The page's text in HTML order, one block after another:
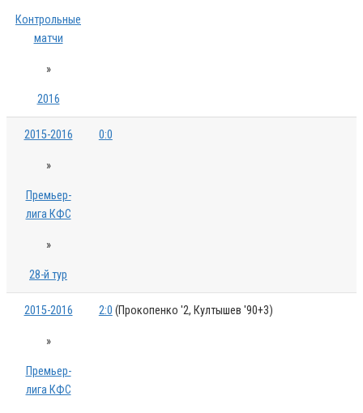
Контрольные
матчи
»
2016
2015-2016
»
Премьер-
лига КФС
»
28-й тур
0:0
2015-2016
»
Премьер-
лига КФС
2:0 (Прокопенко '2, Култышев '90+3)